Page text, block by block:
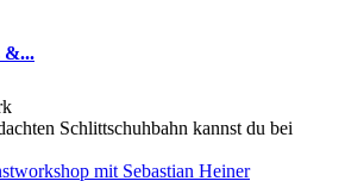
&...
Schlittschuhbahn kannst du bei